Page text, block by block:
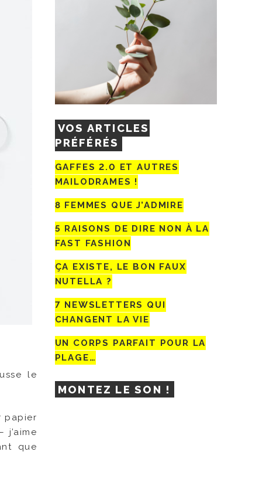
le
papier
que
VOS ARTICLES
PRÉFÉRÉS
GAFFES 2.0 ET AUTRES
MAILODRAMES !
8 FEMMES QUE J’ADMIRE
5 RAISONS DE DIRE NON À LA
FAST FASHION
ÇA EXISTE, LE BON FAUX
NUTELLA ?
7 NEWSLETTERS QUI
CHANGENT LA VIE
UN CORPS PARFAIT POUR LA
PLAGE…
MONTEZ LE SON !